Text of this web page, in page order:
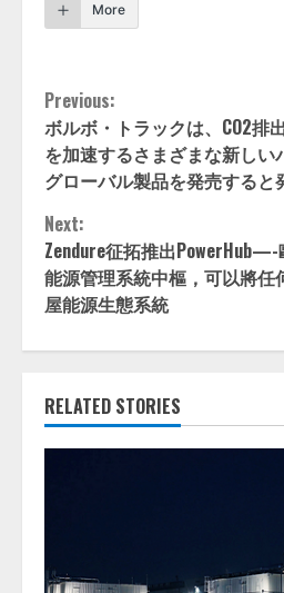
More
Continue
Reading
Previous:
ボルボ・トラックは、CO2排
を加速するさまざまな新しい
グローバル製品を発売すると
Next:
Zendure征拓推出
能源管理系統中樞，可以將任
屋能源生態系統
RELATED STORIES